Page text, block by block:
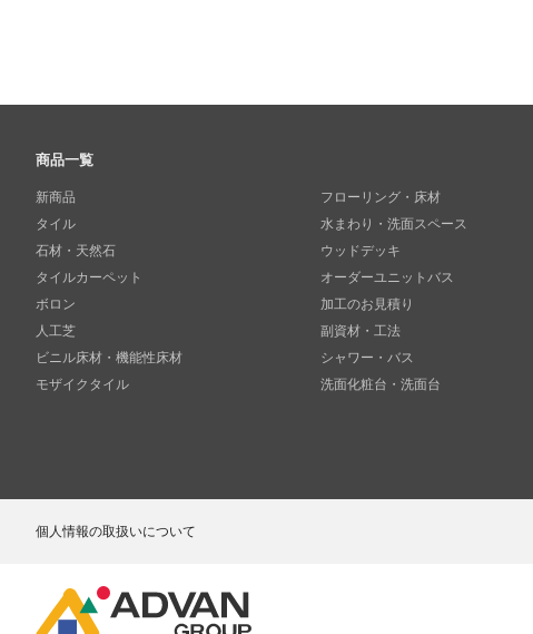
商品一覧
新商品
タイル
石材・天然石
タイルカーペット
ボロン
人工芝
ビニル床材・機能性床材
モザイクタイル
フローリング・床材
水まわり・洗面スペース
ウッドデッキ
オーダーユニットバス
加工のお見積り
副資材・工法
シャワー・バス
洗面化粧台・洗面台
個人情報の取扱いについて